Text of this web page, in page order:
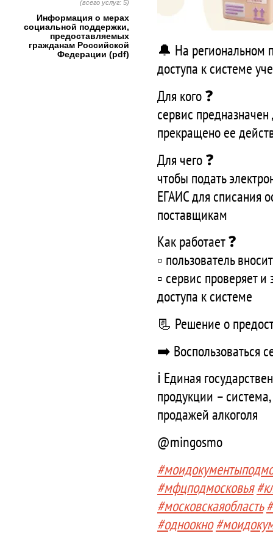
🔔 На региональном
доступа к системе
Для кого ❓
сервис
прекращено ее
Для чего ❓
чтобы подать
ЕГАИС для списания
поставщикам
Как работает ❓
▫️ пользователь
▫️ сервис проверяет
доступа к системе
📃 Решение о
➡️ Воспользоваться
ℹ️ Единая
продукции –
продажей алкоголя
@mingosmo
#мфцподмосковья
#московскаяобласть
#одноокно
(всего услуг: 5)
Информация о мерах
социальной поддержки,
предоставляемых
гражданам Российской
Федерации (pdf)